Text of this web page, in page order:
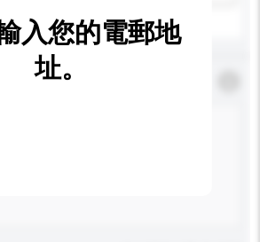
入您的電郵地
址。